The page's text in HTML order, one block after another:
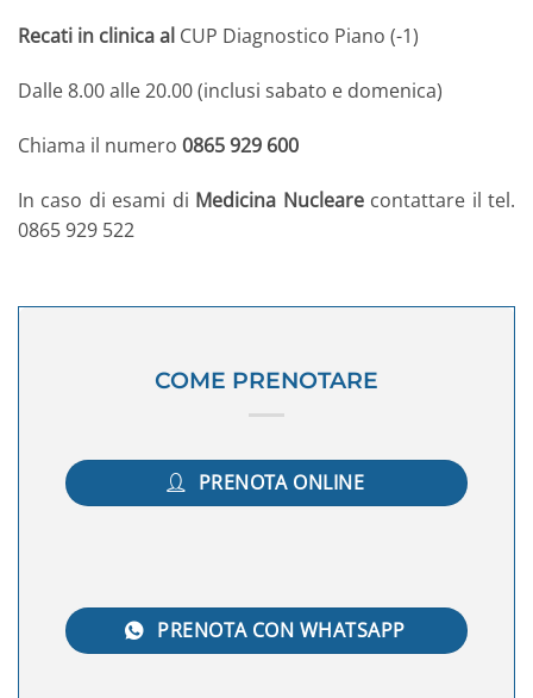
Recati in clinica al CUP Diagnostico Piano (-1)
Dalle 8.00 alle 20.00 (inclusi sabato e domenica)
Chiama il numero 0865 929 600
In caso di esami di Medicina Nuclearecontattare il tel.
0865 929 522
COME PRENOTARE
PRENOTA ONLINE
PRENOTA CON WHATSAPP